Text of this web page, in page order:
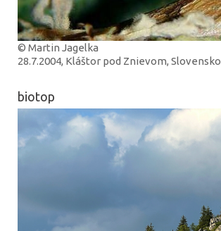
© Martin Jagelka
28.7.2004, Kláštor pod Znievom, Slovensko
biotop